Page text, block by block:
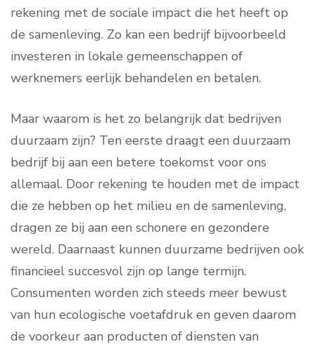
rekening met de sociale impact die het heeft op
de samenleving. Zo kan een bedrijf bijvoorbeeld
investeren in lokale gemeenschappen of
werknemers eerlijk behandelen en betalen.
Maar waarom is het zo belangrijk dat bedrijven
duurzaam zijn? Ten eerste draagt een duurzaam
bedrijf bij aan een betere toekomst voor ons
allemaal. Door rekening te houden met de impact
die ze hebben op het milieu en de samenleving,
dragen ze bij aan een schonere en gezondere
wereld. Daarnaast kunnen duurzame bedrijven ook
financieel succesvol zijn op lange termijn.
Consumenten worden zich steeds meer bewust
van hun ecologische voetafdruk en geven daarom
de voorkeur aan producten of diensten van